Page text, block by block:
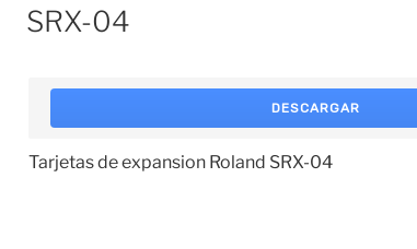
SRX-04
DESCARGAR
Tarjetas de expansion Roland SRX-04